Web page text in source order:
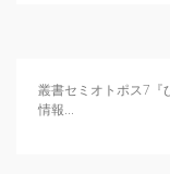
叢書セミオトポス7『
情報...